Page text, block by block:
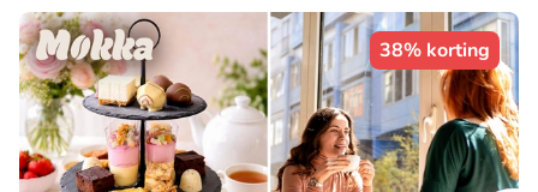
38% korting